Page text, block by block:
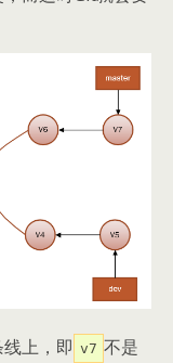
上，即 v7 不是